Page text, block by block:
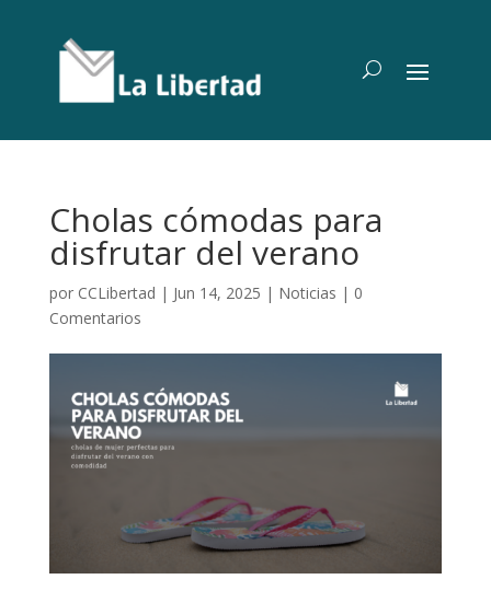
Cholas cómodas para
disfrutar del verano
por CCLibertad | Jun 14, 2025 | Noticias | 0
Comentarios